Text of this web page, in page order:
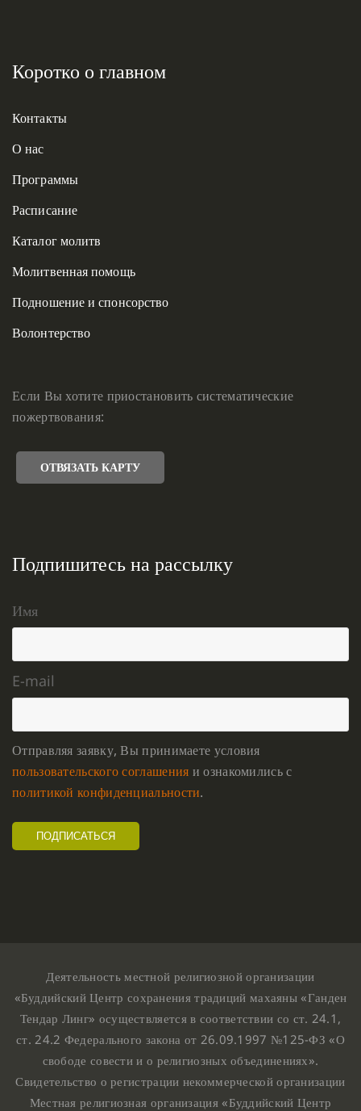
Коротко о главном
Контакты
О нас
Программы
Расписание
Каталог молитв
Молитвенная помощь
Подношение и спонсорство
Волонтерство
Если Вы хотите приостановить систематические
пожертвования:
ОТВЯЗАТЬ КАРТУ
Подпишитесь на рассылку
Имя
E-mail
Отправляя заявку, Вы принимаете условия
пользовательского соглашения и ознакомились с
политикой конфиденциальности.
Деятельность местной религиозной организации
«Буддийский Центр сохранения традиций махаяны «Ганден
Тендар Линг» осуществляется в соответствии со ст. 24.1,
ст. 24.2 Федерального закона от 26.09.1997 №125-ФЗ «О
свободе совести и о религиозных объединениях».
Свидетельство о регистрации некоммерческой организации
Местная религиозная организация «Буддийский Центр